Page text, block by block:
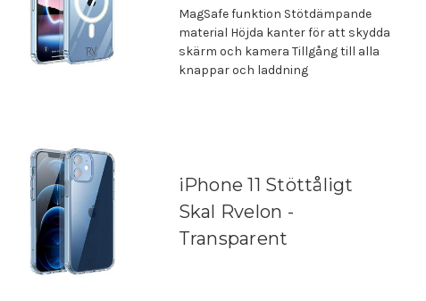
MagSafe funktion Stötdämpande
material Höjda kanter för att skydda
skärm och kamera Tillgång till alla
knappar och laddning
iPhone 11 Stöttåligt
Skal Rvelon -
Transparent